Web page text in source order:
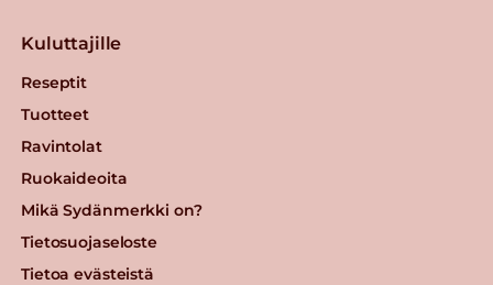
Kuluttajille
Reseptit
Tuotteet
Ravintolat
Ruokaideoita
Mikä Sydänmerkki on?
Tietosuojaseloste
Tietoa evästeistä